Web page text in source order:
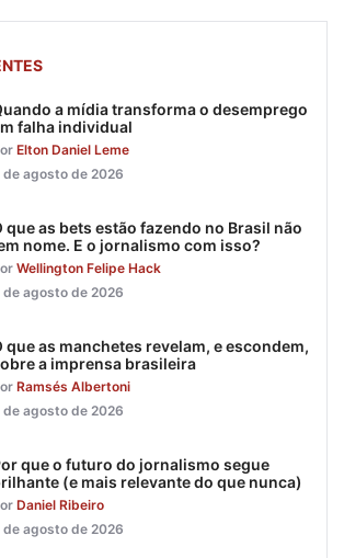
a mídia transforma o desemprego
falha individual
Elton Daniel Leme
de agosto de 2026
que as bets estão fazendo no Brasil não
nome. E o jornalismo com isso?
Wellington Felipe Hack
de agosto de 2026
que as manchetes revelam, e escondem,
a imprensa brasileira
Ramsés Albertoni
de agosto de 2026
que o futuro do jornalismo segue
(e mais relevante do que nunca)
Daniel Ribeiro
de agosto de 2026